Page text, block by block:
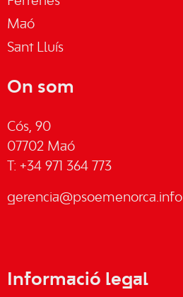
Maó
Sant Lluís
On som
Cós, 90
07702 Maó
T: +34 971 364 773
gerencia@psoemenorca.info
Informació legal